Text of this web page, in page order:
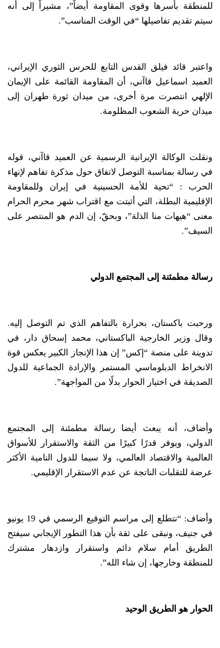
للمنطقة بأسرها وقوى المقاومة أيضاً”، مشيراً إلى أنه
سيتم تقديم تفاصيلها “في الوقت المناسب”.
واعتبر قائد فيلق القدس التابع للحرس الثوري الإيراني،
العميد اسماعيل قاآني، أن المقاومة القائمة على الإيمان
الإلهي انتصرت مرة أخرى، من ميدان ثورة طهران إلى
ميدان حرية الشعوب المظلومة.
ونقلت الوكالة الإيرانية الرسمية عن العميد قاآني، قوله
في رسالة بمناسبة التوصل لاتفاق حول مذكرة تفاهم لإنهاء
الحرب : “تحية للأمة الحسينية في إيران وللمقاومة
الإقليمية البطلة، التي أثبتت مع اقتراب شهر محرم الحرام
معنى “هيهات منا الذلة”، وبحقّ، إن الدم هو المنتصر على
السيف”.
رسالة مطمئنة إلى المجتمع الدولي
ورحبت باكستان، بحرارة بالتفاهم الذي تم التوصل إليه.
وقال وزير الخارجية الباكستاني، محمد إسحاق دار، في
تدوينة على منصة “إكس” إن هذا الإنجاز الكبير يعكس قوة
الانخراط الدبلوماسي المستمر والإرادة الجماعية للدول
الصديقة في اختيار الحوار بدلًا من المواجهة”.
وأضاف، أنه يبعث أيضا رسالة مطمئنة إلى المجتمع
الدولي، ويوفر قدرًا كبيرًا من الثقة والاستقرار للأسواق
العالمية والاقتصاد العالمي، ولا سيما للدول النامية الأكثر
عرضة للتقلبات الناتجة عن عدم الاستقرار الإقليمي.
وأضاف: “نتطلع إلى مراسم التوقيع الرسمي في 19 يونيو
في جنيف، ونبقى على ثقة بأن هذا التطور الإيجابي سيفتح
الطريق أمام سلام دائم واستقرار وازدهار مشترك
للمنطقة وخارجها، إن شاء الله”.
الحوار هو الطريق الوحيد